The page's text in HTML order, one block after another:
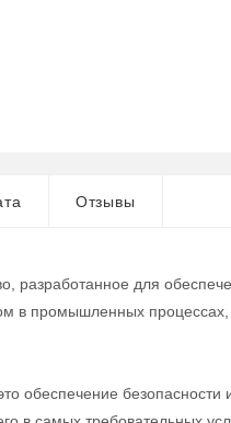
Отзывы
разработанное для
в промышленных процессах,
обеспечение безопасности